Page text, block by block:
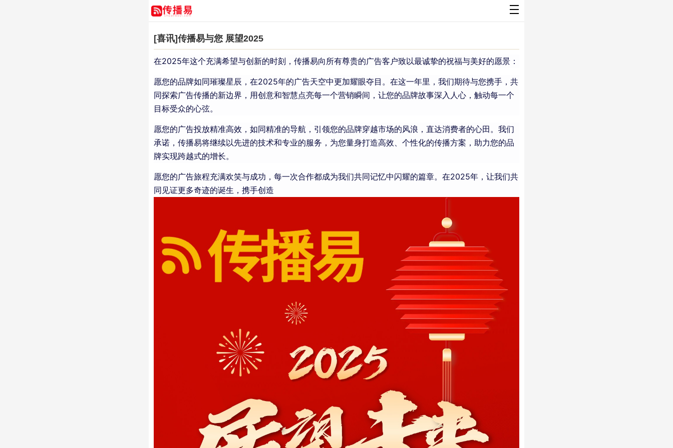
[喜讯]传播易与您 展望2025
在2025年这个充满希望与创新的时刻，传播易向所有尊贵的广告客户致以最诚挚的祝福与美好的愿景：
愿您的品牌如同璀璨星辰，在2025年的广告天空中更加耀眼夺目。在这一年里，我们期待与您携手，共
同探索广告传播的新边界，用创意和智慧点亮每一个营销瞬间，让您的品牌故事深入人心，触动每一个
目标受众的心弦。
愿您的广告投放精准高效，如同精准的导航，引领您的品牌穿越市场的风浪，直达消费者的心田。我们
承诺，传播易将继续以先进的技术和专业的服务，为您量身打造高效、个性化的传播方案，助力您的品
牌实现跨越式的增长。
愿您的广告旅程充满欢笑与成功，每一次合作都成为我们共同记忆中闪耀的篇章。在2025年，让我们共
同见证更多奇迹的诞生，携手创造